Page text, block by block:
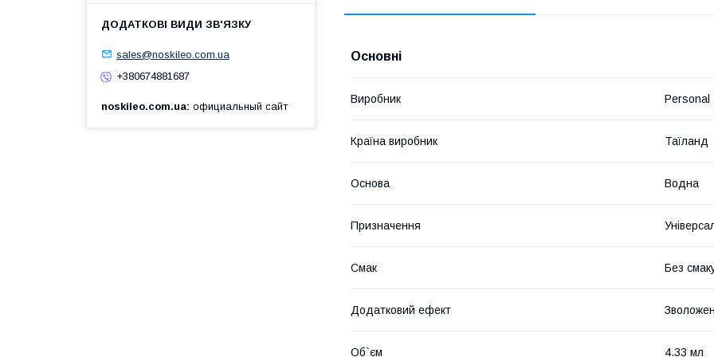
Основні
Виробник Personal
Країна виробник Таїланд
Основа Водна
Призначення
Смак Без
Додатковий ефект
Об`єм 4.33 мл
sales@noskileo.com.ua
+380674881687
noskileo.com.ua официальный сайт